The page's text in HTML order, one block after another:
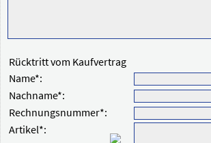
Rücktritt vom Kaufvertrag
Name*:
Nachname*:
Rechnungsnummer*:
Artikel*: